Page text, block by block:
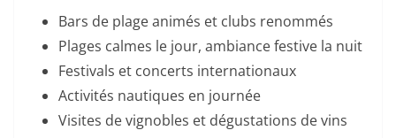
Bars de plage animés et clubs renommés
Plages calmes le jour, ambiance festive la nuit
Festivals et concerts internationaux
Activités nautiques en journée
Visites de vignobles et dégustations de vins